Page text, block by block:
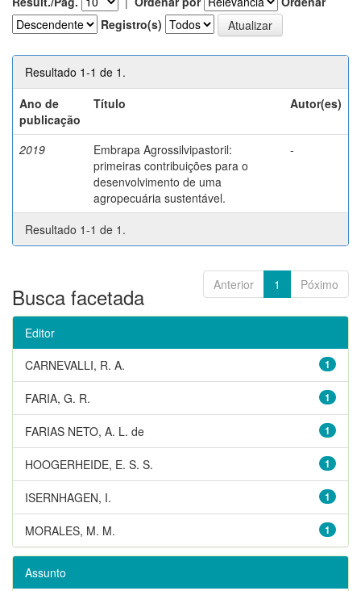
Registro(s)
Resultado 1-1 de 1.
Ano de
publicação
Título Autor(es)
2019
Embrapa Agrossilvipastoril:
primeiras contribuições para o
desenvolvimento de uma
agropecuária sustentável.
-
Resultado 1-1 de 1.
Anterior 1 Póximo
Busca facetada
Editor
1
CARNEVALLI, R. A.
1
FARIA, G. R.
1
FARIAS NETO, A. L. de
1
HOOGERHEIDE, E. S. S.
1
ISERNHAGEN, I.
1
MORALES, M. M.
Assunto